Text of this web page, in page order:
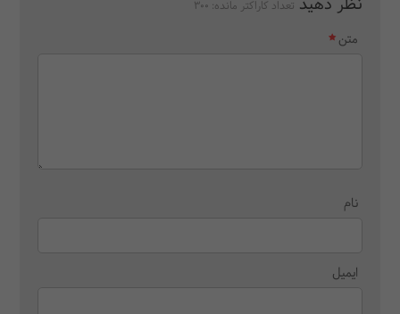
تعداد کاراکتر مانده: 300
متن
نام
ایمیل